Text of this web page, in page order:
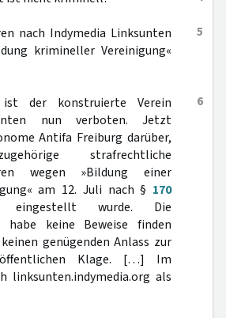
5
nach Indymedia Linksunten
krimineller Vereinigung«
6
der konstruierte Verein
nun verboten. Jetzt
Antifa Freiburg darüber,
strafrechtliche
wegen »Bildung einer
am 12. Juli nach § 170
wurde. Die
habe keine Beweise finden
genügenden Anlass zur
Klage. […] Im
linksunten.indymedia.org als